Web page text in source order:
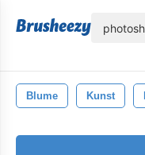
Blume Kunst